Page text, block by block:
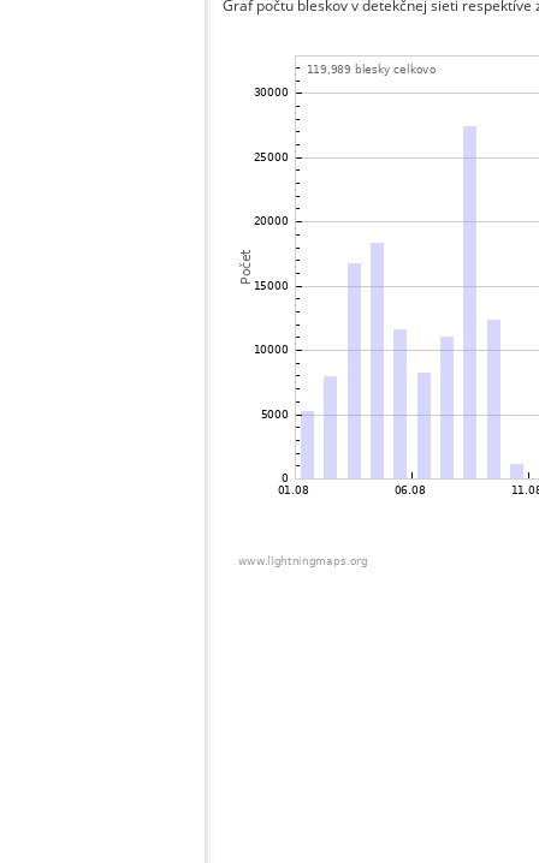
Graf počtu bleskov v detekčnej sieti respektíve